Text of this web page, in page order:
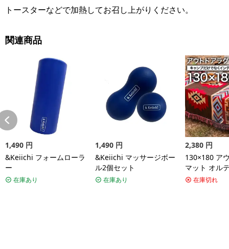
トースターなどで加熱してお召し上がりください。
関連商品
1,490 円
&Keiichi フォームローラ
ー
在庫あり
1,490 円
&Keiichi マッサージボー
ル2個セット
在庫あり
2,380 円
130×180 ア
マット オル
リア アメリ
在庫切れ